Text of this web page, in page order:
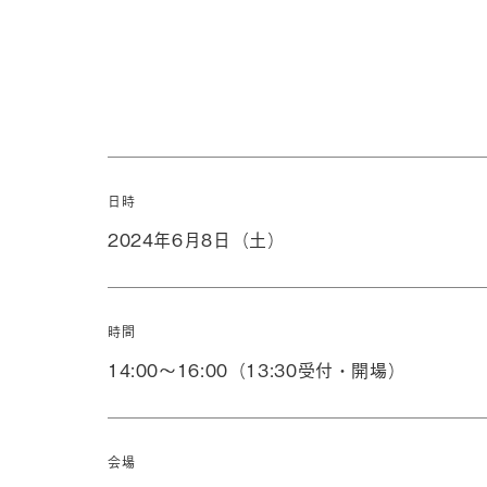
日時
2024年6月8日（土）
時間
14:00～16:00（13:30受付・開場）
会場